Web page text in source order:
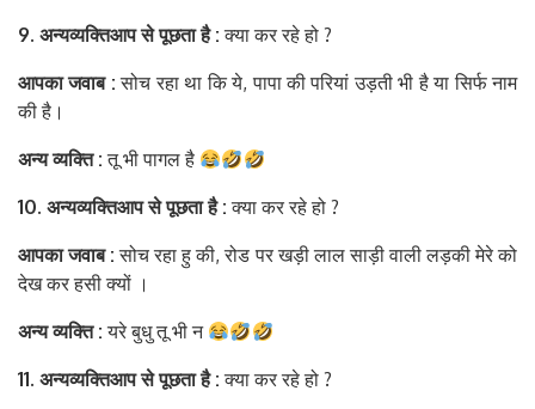
9. अन्यव्यक्तिआप से पूछता है: क्या कर रहे हो ?
आपका जवाब: सोच रहा था कि ये, पापा की परियां उड़ती भी है या सिर्फ नाम
की है।
अन्य व्यक्ति: तू भी पागल है
10. अन्यव्यक्तिआप से पूछता है: क्या कर रहे हो ?
आपका जवाब: सोच रहा हु की, रोड पर खड़ी लाल साड़ी वाली लड़की मेरे को
देख कर हसी क्यों ।
अन्य व्यक्ति: यरे बुधु तू भी न
11. अन्यव्यक्तिआप से पूछता है: क्या कर रहे हो ?